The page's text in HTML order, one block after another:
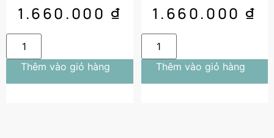
1.660.000 ₫
Thêm vào giỏ hàng
1.660.000 ₫
Thêm vào giỏ hàng